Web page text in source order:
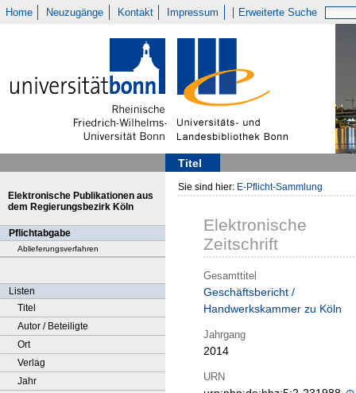
Home Neuzugänge Kontakt Impressum Erweiterte Suche
Titel
Elektronische Publikationen aus
dem Regierungsbezirk Köln
Pflichtabgabe
Ablieferungsverfahren
Listen
Titel
Autor / Beteiligte
Ort
Verlag
Jahr
Sie sind hier: E-Pflicht-Sammlung
Elektronische
Zeitschrift
Gesamttitel
Geschäftsbericht /
Handwerkskammer zu Köln
Jahrgang
2014
URN